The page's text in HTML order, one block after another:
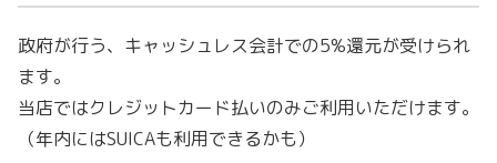
政府が行う、キャッシュレス会計での5%還元が受けられ
ます。
当店ではクレジットカード払いのみご利用いただけます。
（年内にはSUICAも利用できるかも）